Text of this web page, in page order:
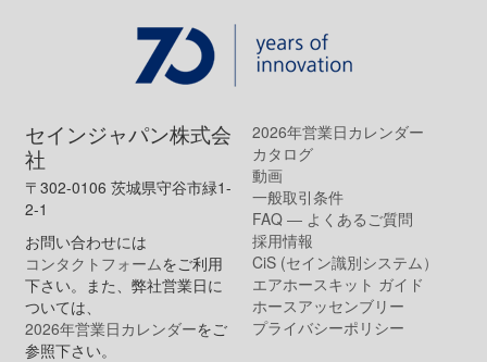
セインジャパン株式会
社
〒302-0106 茨城県守谷市緑1-
2-1
お問い合わせには
コンタクトフォームをご利用
下さい。また、弊社営業日に
ついては、
2026年営業日カレンダーをご
参照下さい。
2026年営業日カレンダー
カタログ
動画
一般取引条件
FAQ ― よくあるご質問
採用情報
CiS (セイン識別システム）
エアホースキット ガイド
ホースアッセンブリー
プライバシーポリシー